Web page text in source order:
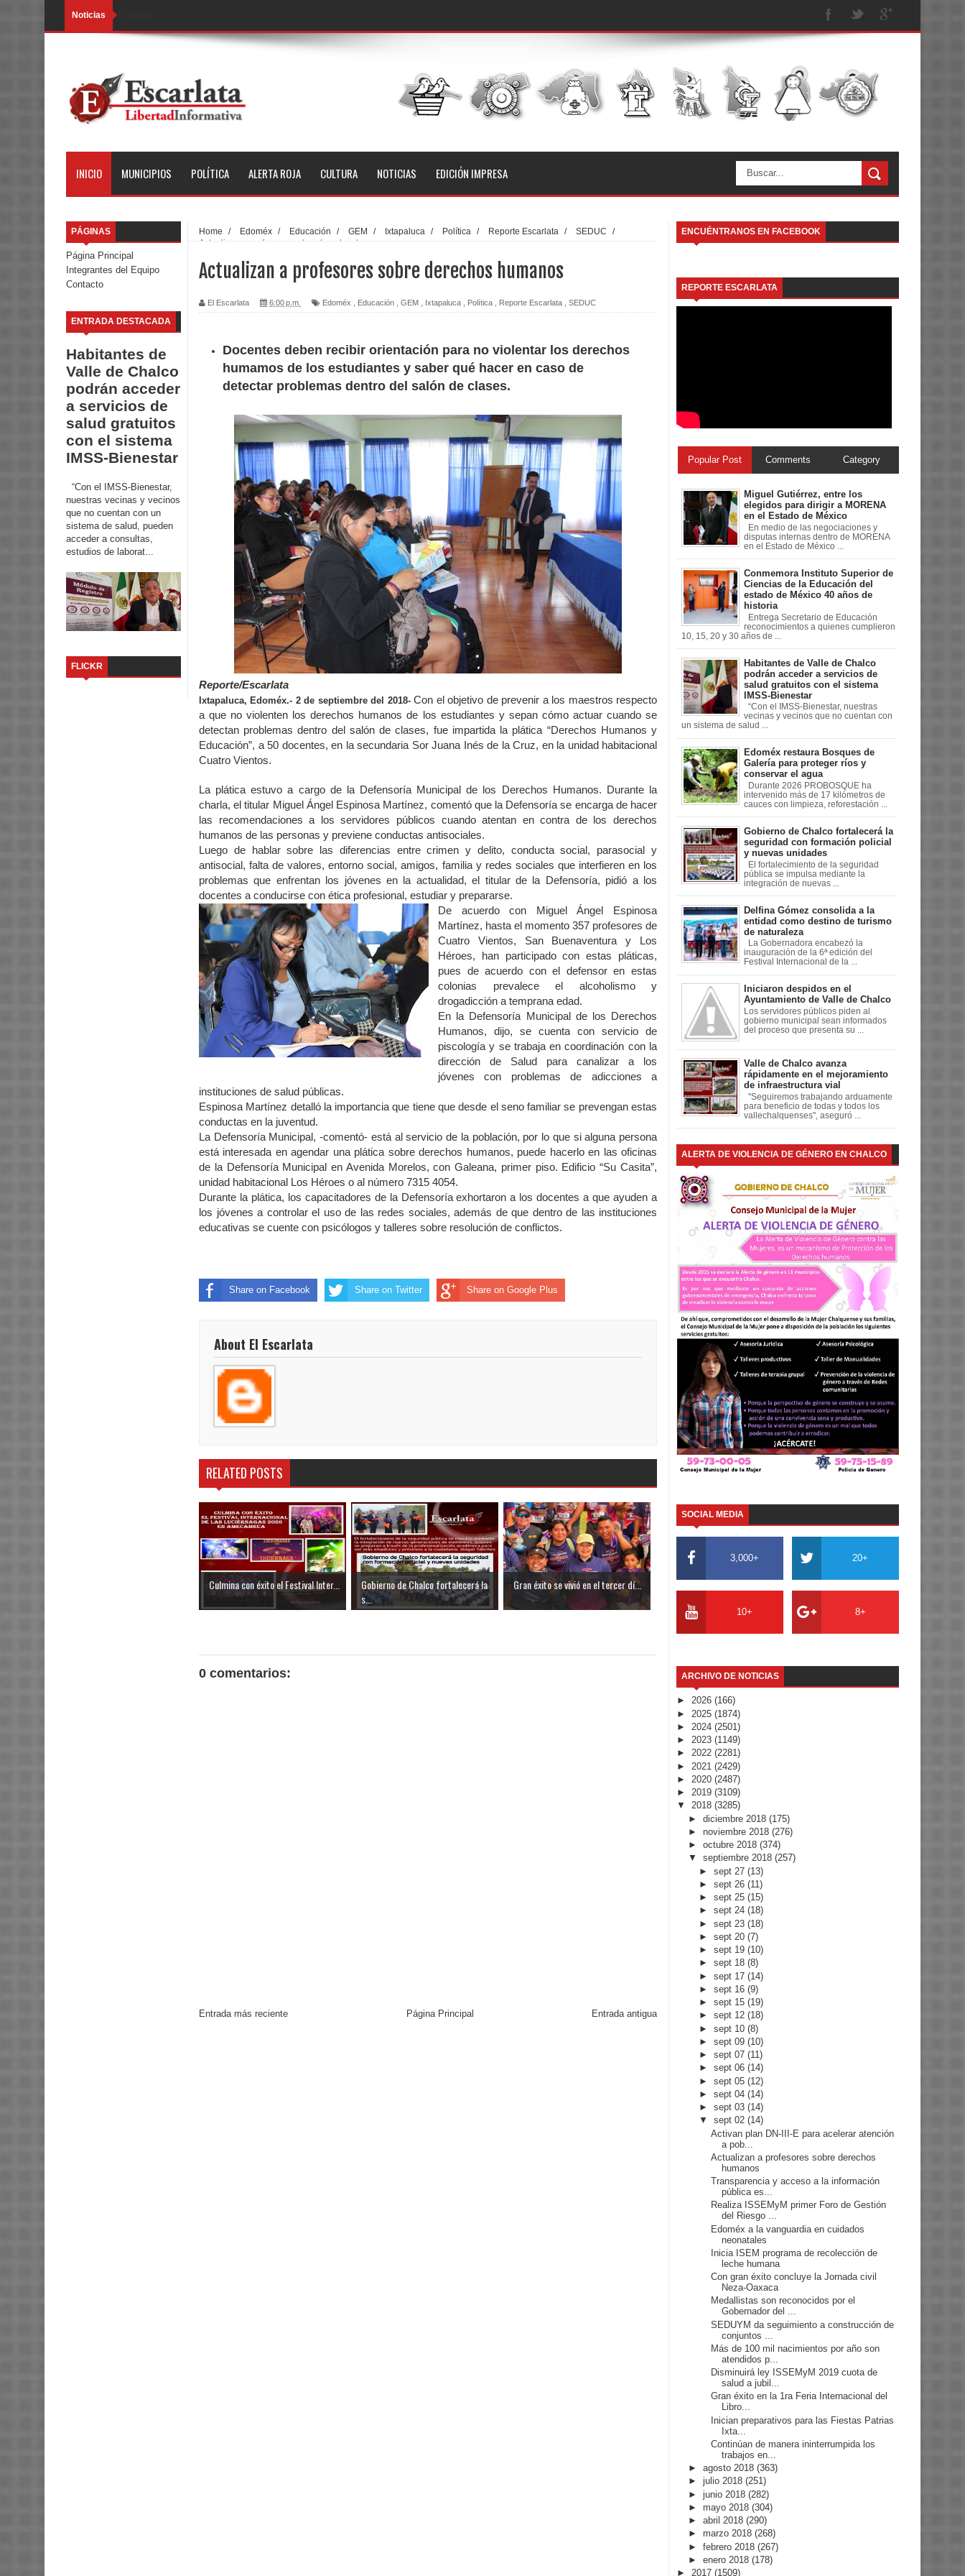
Noticias
INICIO MUNICIPIOS POLÍTICA ALERTA ROJA CULTURA NOTICIAS EDICIÓN IMPRESA
PÁGINAS
Página Principal
Integrantes del Equipo
Contacto
ENTRADA DESTACADA
Habitantes de
Valle de Chalco
podrán acceder
a servicios de
salud gratuitos
con el sistema
IMSS-Bienestar
“Con el IMSS-Bienestar,
nuestras vecinas y vecinos
que no cuentan con un
sistema de salud, pueden
acceder a consultas,
estudios de laborat...
FLICKR
Home / Edoméx / Educación / GEM / Ixtapaluca / Política / Reporte Escarlata / SEDUC
/
Actualizan a profesores sobre derechos humanos
Actualizan a profesores sobre derechos humanos
El Escarlata 6:00 p.m. Edoméx Educación GEM Ixtapaluca Política Reporte Escarlata SEDUC
Docentes deben recibir orientación para no violentar los derechos
humamos de los estudiantes y saber qué hacer en caso de
detectar problemas dentro del salón de clases.
Reporte/Escarlata
Ixtapaluca, Edoméx.- 2 de septiembre del 2018-Con el objetivo de prevenir a los maestros respecto
a que no violenten los derechos humanos de los estudiantes y sepan cómo actuar cuando se
detectan problemas dentro del salón de clases, fue impartida la plática “Derechos Humanos y
Educación”, a 50 docentes, en la secundaria Sor Juana Inés de la Cruz, en la unidad habitacional
Cuatro Vientos.
La plática estuvo a cargo de la Defensoría Municipal de los Derechos Humanos. Durante la
charla, el titular Miguel Ángel Espinosa Martínez, comentó que la Defensoría se encarga de hacer
las recomendaciones a los servidores públicos cuando atentan en contra de los derechos
humanos de las personas y previene conductas antisociales.
Luego de hablar sobre las diferencias entre crimen y delito, conducta social, parasocial y
antisocial, falta de valores, entorno social, amigos, familia y redes sociales que interfieren en los
problemas que enfrentan los jóvenes en la actualidad, el titular de la Defensoría, pidió a los
docentes a conducirse con ética profesional, estudiar y prepararse.
De acuerdo con Miguel Ángel Espinosa
Martínez, hasta el momento 357 profesores de
Cuatro Vientos, San Buenaventura y Los
Héroes, han participado con estas pláticas,
pues de acuerdo con el defensor en estas
colonias prevalece el alcoholismo y
drogadicción a temprana edad.
En la Defensoría Municipal de los Derechos
Humanos, dijo, se cuenta con servicio de
piscología y se trabaja en coordinación con la
dirección de Salud para canalizar a los
jóvenes con problemas de adicciones a
instituciones de salud públicas.
Espinosa Martínez detalló la importancia que tiene que desde el seno familiar se prevengan estas
conductas en la juventud.
La Defensoría Municipal, -comentó- está al servicio de la población, por lo que si alguna persona
está interesada en agendar una plática sobre derechos humanos, puede hacerlo en las oficinas
de la Defensoría Municipal en Avenida Morelos, con Galeana, primer piso. Edificio “Su Casita”,
unidad habitacional Los Héroes o al número 7315 4054.
Durante la plática, los capacitadores de la Defensoría exhortaron a los docentes a que ayuden a
los jóvenes a controlar el uso de las redes sociales, además de que dentro de las instituciones
educativas se cuente con psicólogos y talleres sobre resolución de conflictos.
Share on Facebook Share on Twitter Share on Google Plus
About El Escarlata
RELATED POSTS
Culmina con éxito el Festival Inter...
Gobierno de Chalco fortalecerá la
s...
Gran éxito se vivió en el tercer dí...
0 comentarios:
Entrada más reciente Entrada antigua
Página Principal
ENCUÉNTRANOS EN FACEBOOK
REPORTE ESCARLATA
Popular Post Comments Category
Miguel Gutiérrez, entre los
elegidos para dirigir a MORENA
en el Estado de México
En medio de las negociaciones y
disputas internas dentro de MORENA
en el Estado de México ...
Conmemora Instituto Superior de
Ciencias de la Educación del
estado de México 40 años de
historia
Entrega Secretario de Educación
reconocimientos a quienes cumplieron
10, 15, 20 y 30 años de ...
Habitantes de Valle de Chalco
podrán acceder a servicios de
salud gratuitos con el sistema
IMSS-Bienestar
“Con el IMSS-Bienestar, nuestras
vecinas y vecinos que no cuentan con
un sistema de salud ...
Edoméx restaura Bosques de
Galería para proteger ríos y
conservar el agua
Durante 2026 PROBOSQUE ha
intervenido más de 17 kilómetros de
cauces con limpieza, reforestación ...
Gobierno de Chalco fortalecerá la
seguridad con formación policial
y nuevas unidades
El fortalecimiento de la seguridad
pública se impulsa mediante la
integración de nuevas ...
Delfina Gómez consolida a la
entidad como destino de turismo
de naturaleza
La Gobernadora encabezó la
inauguración de la 6ª edición del
Festival Internacional de la ...
Iniciaron despidos en el
Ayuntamiento de Valle de Chalco
Los servidores públicos piden al
gobierno municipal sean informados
del proceso que presenta su ...
Valle de Chalco avanza
rápidamente en el mejoramiento
de infraestructura vial
"Seguiremos trabajando arduamente
para beneficio de todas y todos los
vallechalquenses", aseguró ...
ALERTA DE VIOLENCIA DE GÉNERO EN CHALCO
SOCIAL MEDIA
3,000+ 20+
10+ 8+
ARCHIVO DE NOTICIAS
► 2026 (166)
► 2025 (1874)
► 2024 (2501)
► 2023 (1149)
► 2022 (2281)
► 2021 (2429)
► 2020 (2487)
► 2019 (3109)
▼ 2018 (3285)
► diciembre 2018 (175)
► noviembre 2018 (276)
► octubre 2018 (374)
▼ septiembre 2018 (257)
►sept 27(13)
►sept 26(11)
►sept 25(15)
►sept 24(18)
►sept 23(18)
►sept 20(7)
►sept 19(10)
►sept 18(8)
►sept 17(14)
►sept 16(9)
►sept 15(19)
►sept 12(18)
►sept 10(8)
►sept 09(10)
►sept 07(11)
►sept 06(14)
►sept 05(12)
►sept 04(14)
►sept 03(14)
▼sept 02(14)
Activan plan DN-III-E para acelerar atención
a pob...
Actualizan a profesores sobre derechos
humanos
Transparencia y acceso a la información
pública es...
Realiza ISSEMyM primer Foro de Gestión
del Riesgo ...
Edoméx a la vanguardia en cuidados
neonatales
Inicia ISEM programa de recolección de
leche humana
Con gran éxito concluye la Jornada civil
Neza-Oaxaca
Medallistas son reconocidos por el
Gobernador del ...
SEDUYM da seguimiento a construcción de
conjuntos ...
Más de 100 mil nacimientos por año son
atendidos p...
Disminuirá ley ISSEMyM 2019 cuota de
salud a jubil...
Gran éxito en la 1ra Feria Internacional del
Libro...
Inician preparativos para las Fiestas Patrias
Ixta...
Continúan de manera ininterrumpida los
trabajos en...
► agosto 2018 (363)
► julio 2018 (251)
► junio 2018 (282)
► mayo 2018 (304)
► abril 2018 (290)
► marzo 2018 (268)
► febrero 2018 (267)
► enero 2018 (178)
► 2017 (1509)